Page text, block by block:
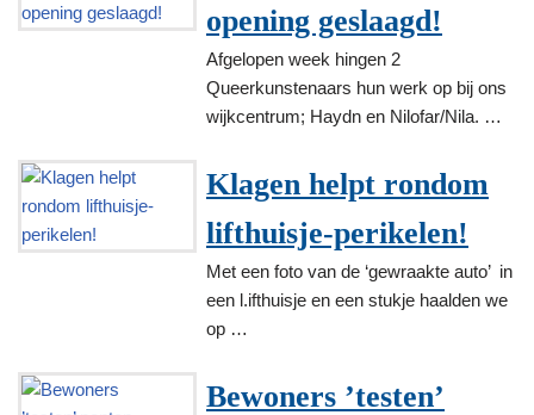
opening geslaagd!
Afgelopen week hingen 2
Queerkunstenaars hun werk op bij ons
wijkcentrum; Haydn en Nilofar/Nila. …
Klagen helpt rondom
lifthuisje-perikelen!
Met een foto van de ‘gewraakte auto’ in
een l.ifthuisje en een stukje haalden we
op …
Bewoners ’testen’